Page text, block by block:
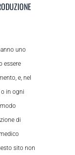
uno
essere
e, nel
in ogni
di
sito non